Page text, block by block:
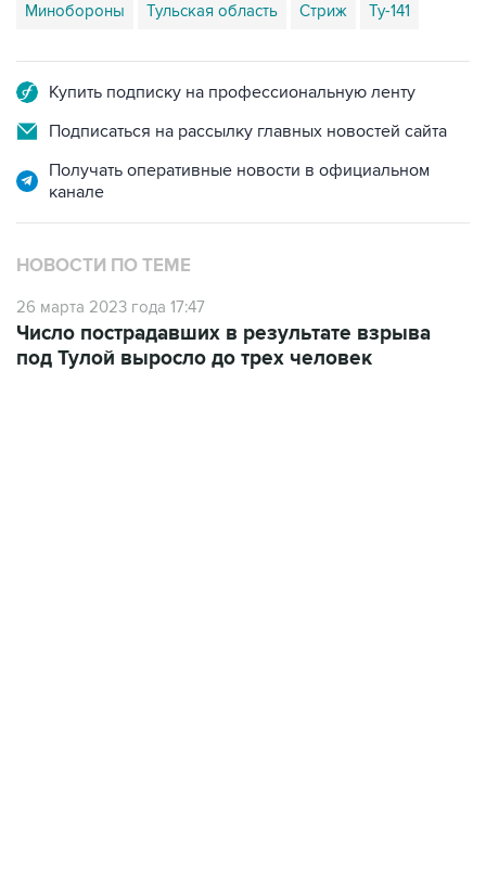
Минобороны Тульская область Стриж Ту-141
Купить подписку на профессиональную ленту
Подписаться на рассылку главных новостей сайта
Получать оперативные новости в официальном
канале
НОВОСТИ ПО ТЕМЕ
26 марта 2023 года 17:47
Число пострадавших в результате взрыва
под Тулой выросло до трех человек